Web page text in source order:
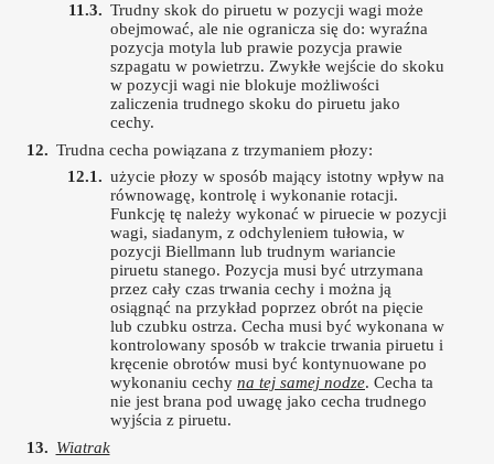
Trudny skok do piruetu w pozycji wagi może
obejmować, ale nie ogranicza się do: wyraźna
pozycja motyla lub prawie pozycja prawie
szpagatu w powietrzu. Zwykłe wejście do skoku
w pozycji wagi nie blokuje możliwości
zaliczenia trudnego skoku do piruetu jako
cechy.
Trudna cecha powiązana z trzymaniem płozy:
użycie płozy w sposób mający istotny wpływ na
równowagę, kontrolę i wykonanie rotacji.
Funkcję tę należy wykonać w piruecie w pozycji
wagi, siadanym, z odchyleniem tułowia, w
pozycji Biellmann lub trudnym wariancie
piruetu stanego. Pozycja musi być utrzymana
przez cały czas trwania cechy i można ją
osiągnąć na przykład poprzez obrót na pięcie
lub czubku ostrza. Cecha musi być wykonana w
kontrolowany sposób w trakcie trwania piruetu i
kręcenie obrotów musi być kontynuowane po
wykonaniu cechy na tej samej nodze. Cecha ta
nie jest brana pod uwagę jako cecha trudnego
wyjścia z piruetu.
Wiatrak